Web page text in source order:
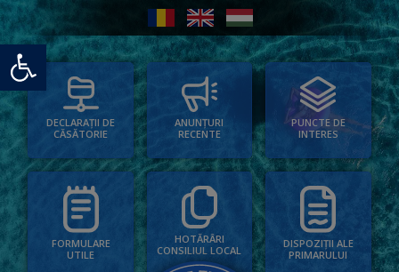
Deschide bara de unelte
DECLARAȚII DE
CĂSĂTORIE
ANUNȚURI
RECENTE
PUNCTE DE
INTERES
FORMULARE
UTILE
HOTĂRÂRI
CONSILIUL LOCAL
DISPOZIȚII ALE
PRIMARULUI